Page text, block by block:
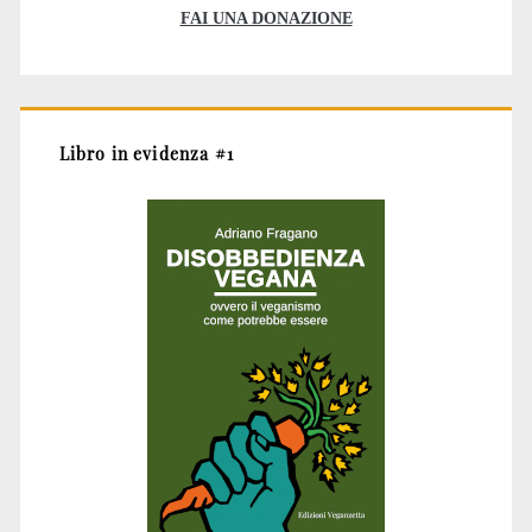
FAI UNA DONAZIONE
Libro in evidenza #1